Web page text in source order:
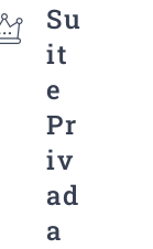
Su
it
e
Pr
iv
ad
a